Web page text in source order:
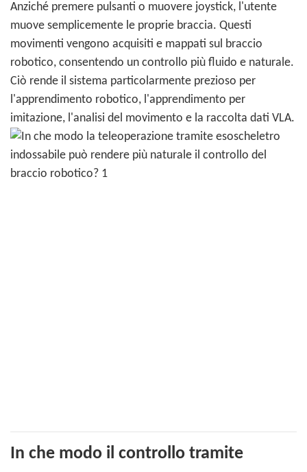
Anziché premere pulsanti o muovere joystick, l'utente
muove semplicemente le proprie braccia. Questi
movimenti vengono acquisiti e mappati sul braccio
robotico, consentendo un controllo più fluido e naturale.
Ciò rende il sistema particolarmente prezioso per
l'apprendimento robotico, l'apprendimento per
imitazione, l'analisi del movimento e la raccolta dati VLA.
In che modo il controllo tramite